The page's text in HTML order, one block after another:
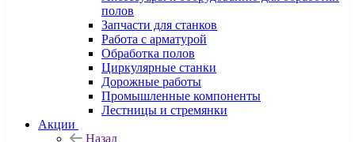
полов
Запчасти для станков
Работа с арматурой
Обработка полов
Циркулярные станки
Дорожные работы
Промышленные компоненты
Лестницы и стремянки
Акции
Назад